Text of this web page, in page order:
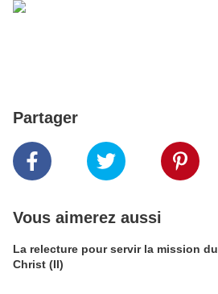
Partager
Vous aimerez aussi
La relecture pour servir la mission du
Christ (II)